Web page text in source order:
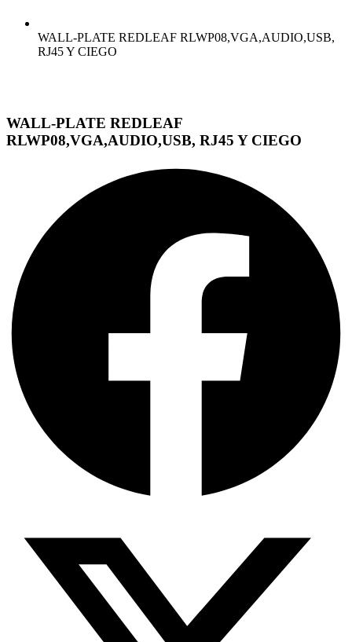
WALL-PLATE REDLEAF RLWP08,VGA,AUDIO,USB,
RJ45 Y CIEGO
WALL-PLATE REDLEAF
RLWP08,VGA,AUDIO,USB, RJ45 Y CIEGO